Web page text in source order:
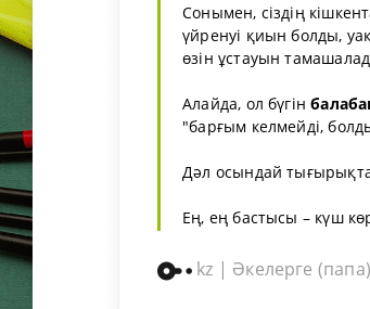
Сонымен, сіздің
үйренуі қиын болды,
өзін ұстауын
Алайда, ол бүгін
"барғым келмейді,
Дәл осындай
Ең, ең бастысы – күш
kz | Әкелерге